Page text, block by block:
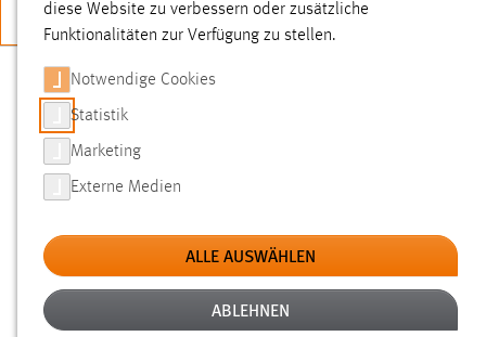
JETZT BEWERBEN
SUCHE
FILTER
Typ
Erstellungsdatum
diese Website zu verbessern oder zusätzliche
Funktionalitäten zur Verfügung zu stellen.
Notwendige Cookies
Statistik
Marketing
Externe Medien
ALLE AUSWÄHLEN
ABLEHNEN